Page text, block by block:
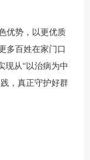
优势，以更优质
多百姓在家门口
现从“以治病为中
，真正守护好群